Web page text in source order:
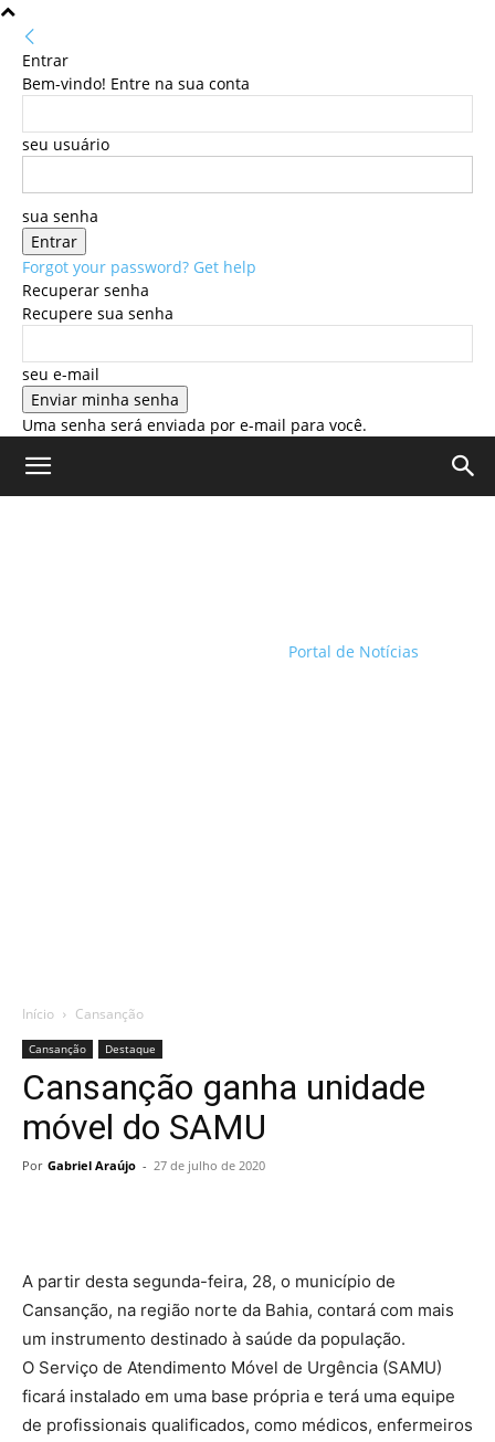
Entrar
Bem-vindo! Entre na sua conta
seu usuário
sua senha
Forgot your password? Get help
Recuperar senha
Recupere sua senha
seu e-mail
Uma senha será enviada por e-mail para você.
Portal de Notícias
Início Cansanção
Cansanção Destaque
Cansanção ganha unidade
móvel do SAMU
Por Gabriel Araújo - 27 de julho de 2020
A partir desta segunda-feira, 28, o município de
Cansanção, na região norte da Bahia, contará com mais
um instrumento destinado à saúde da população.
O Serviço de Atendimento Móvel de Urgência (SAMU)
ficará instalado em uma base própria e terá uma equipe
de profissionais qualificados, como médicos, enfermeiros